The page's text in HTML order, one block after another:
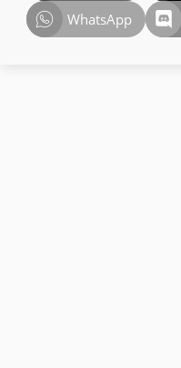
WhatsApp